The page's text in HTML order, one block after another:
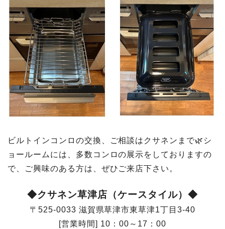
ビルトインコンロの交換、ご相談はクサネンまで🌿シ
ョールームには、多数コンロの展示をしておりますの
で、ご興味のある方は、ぜひご来店下さい。
◆クサネン草津店（ケースタイル）◆
〒525-0033 滋賀県草津市東草津1丁目3-40
[営業時間] 10：00～17：00